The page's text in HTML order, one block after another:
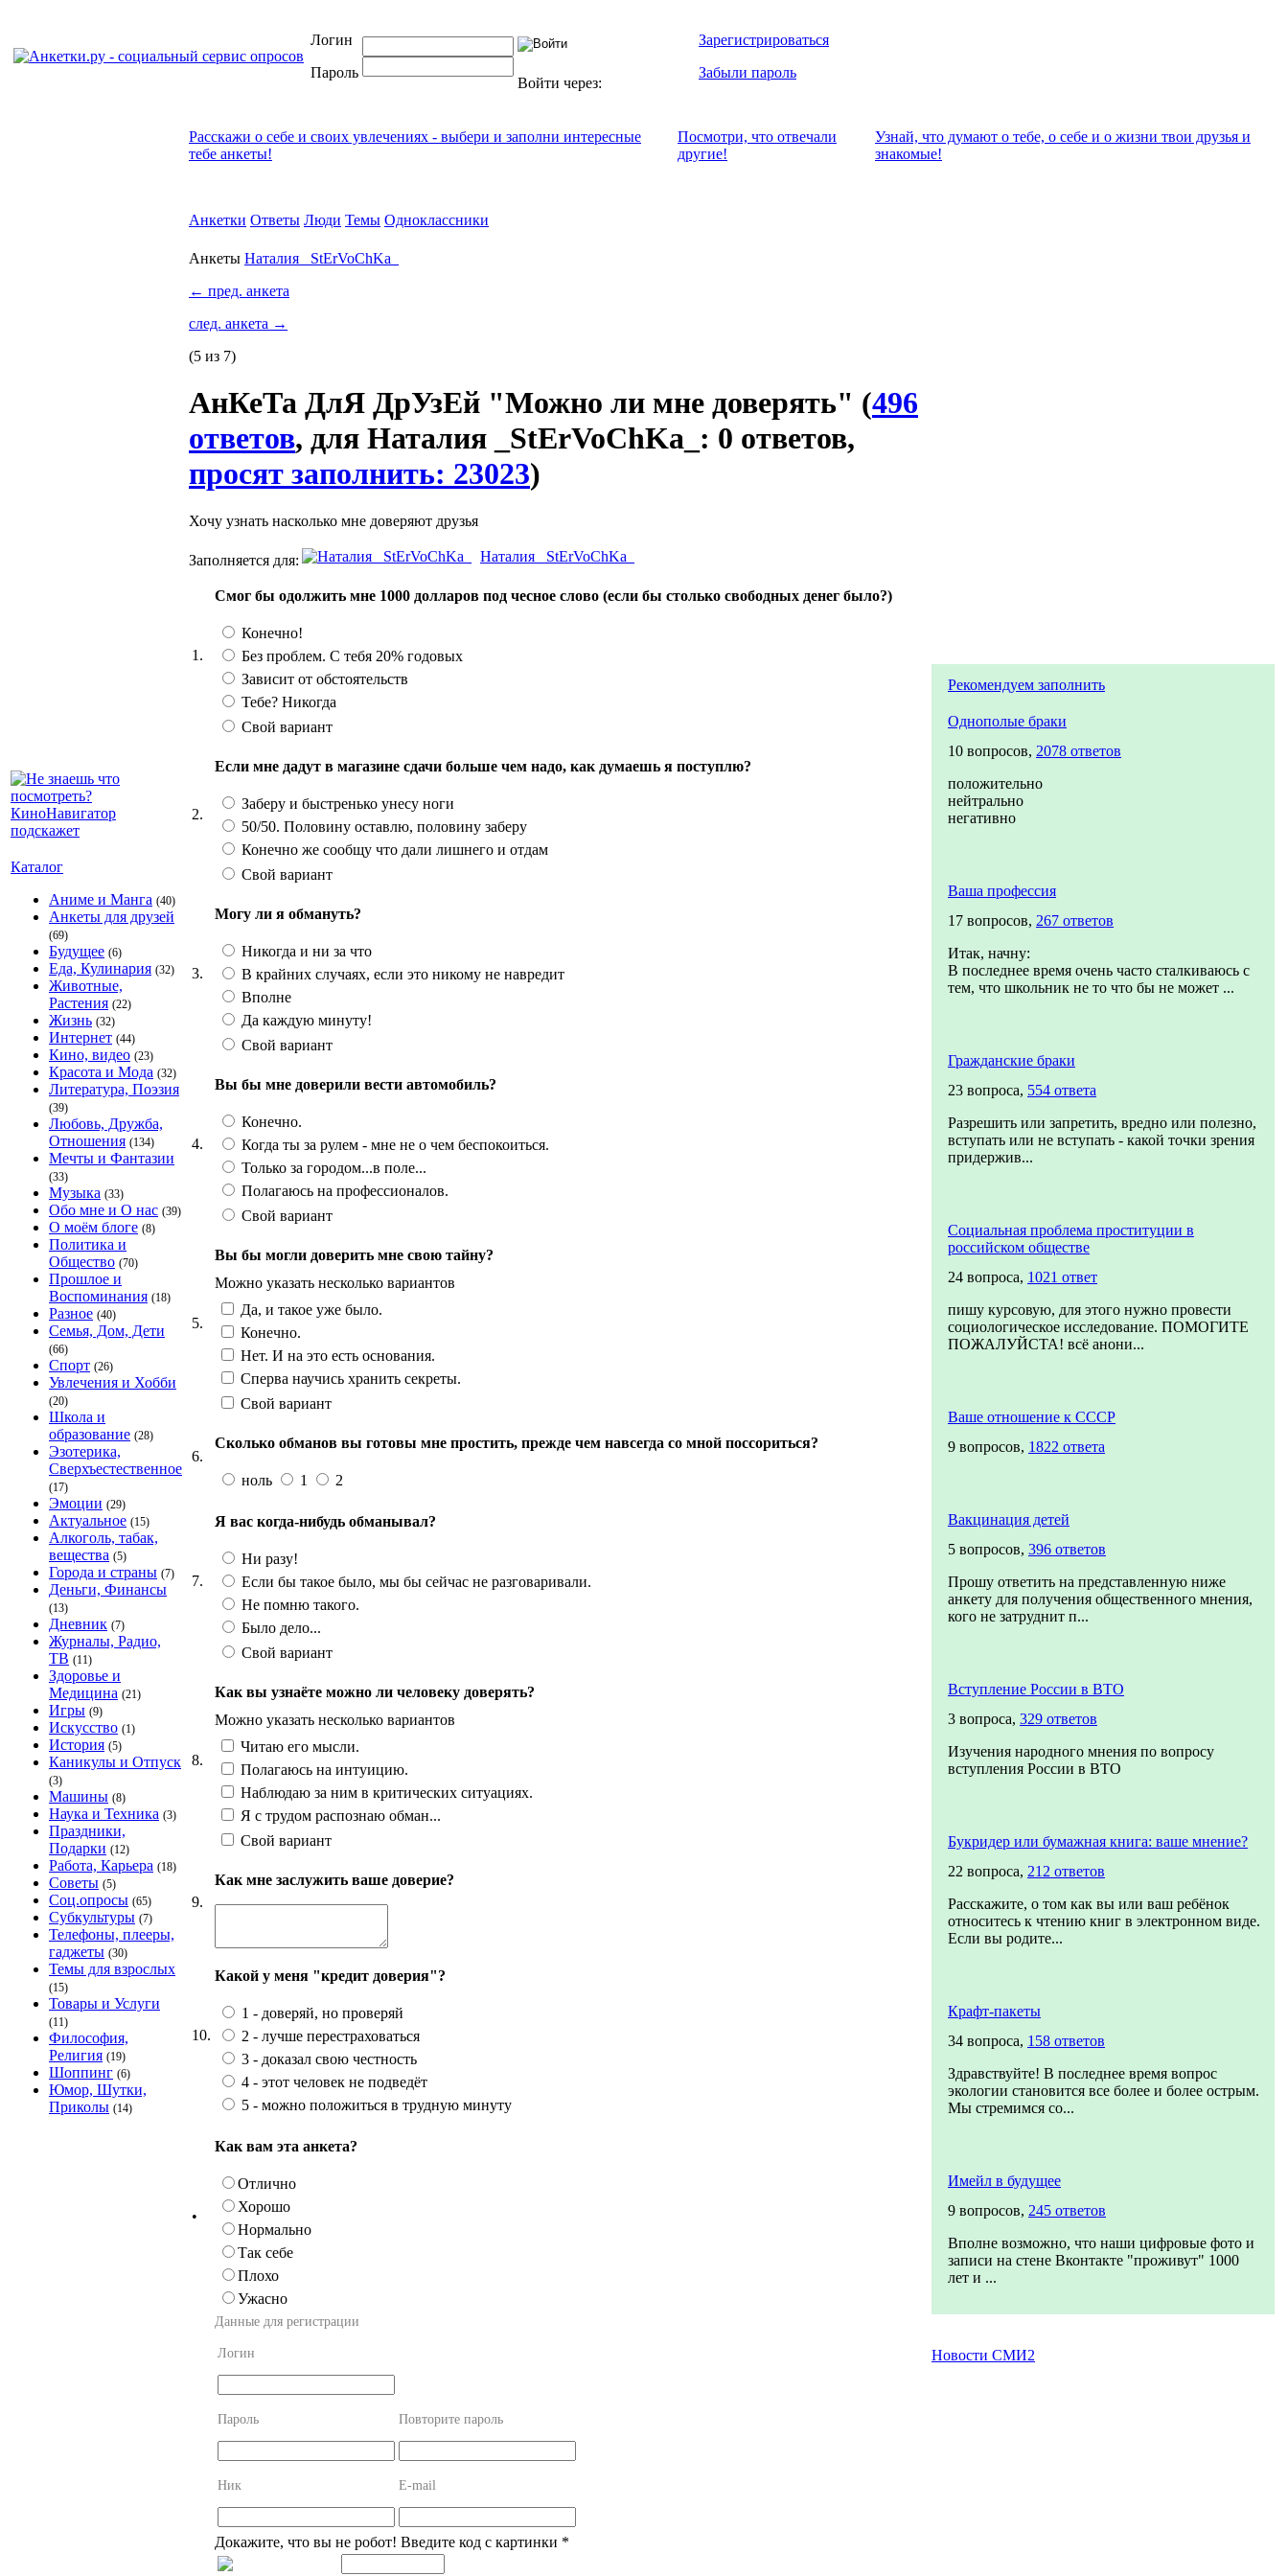
Логин
Пароль
Войти через:
Зарегистрироваться
Забыли пароль
Каталог
Аниме и Манга (40)
Анкеты для друзей
(69)
Будущее (6)
Еда, Кулинария (32)
Животные,
Растения (22)
Жизнь (32)
Интернет (44)
Кино, видео (23)
Красота и Мода (32)
Литература, Поэзия
(39)
Любовь, Дружба,
Отношения (134)
Мечты и Фантазии
(33)
Музыка (33)
Обо мне и О нас (39)
О моём блоге (8)
Политика и
Общество (70)
Прошлое и
Воспоминания (18)
Разное (40)
Семья, Дом, Дети
(66)
Спорт (26)
Увлечения и Хобби
(20)
Школа и
образование (28)
Эзотерика,
Сверхъестественное
(17)
Эмоции (29)
Актуальное (15)
Алкоголь, табак,
вещества (5)
Города и страны (7)
Деньги, Финансы
(13)
Дневник (7)
Журналы, Радио,
ТВ (11)
Здоровье и
Медицина (21)
Игры (9)
Искусство (1)
История (5)
Каникулы и Отпуск
(3)
Машины (8)
Наука и Техника (3)
Праздники,
Подарки (12)
Работа, Карьера (18)
Советы (5)
Соц.опросы (65)
Субкультуры (7)
Телефоны, плееры,
гаджеты (30)
Темы для взрослых
(15)
Товары и Услуги
(11)
Философия,
Религия (19)
Шоппинг (6)
Юмор, Шутки,
Приколы (14)
Расскажи о себе и своих увлечениях - выбери и заполни интересные
тебе анкеты!
Посмотри, что отвeчали
другие!
Узнай, что думают о тебе, о себе и о жизни твои друзья и
знакомые!
Анкетки Ответы Люди Темы Одноклассники
Анкеты Наталия _StErVoChKa_
← пред. анкета
след. анкета →
(5 из 7)
АнКеТа ДлЯ ДрУзЕй "Можно ли мне доверять" (496
ответов, для Наталия _StErVoChKa_: 0 ответов,
просят заполнить: 23023)
Хочу узнать насколько мне доверяют друзья
Заполняется для: Наталия _StErVoChKa_
1.
Смог бы одолжить мне 1000 долларов под чесное слово (если бы столько свободных денег было?)
Конечно!
Без проблем. С тебя 20% годовых
Зависит от обстоятельств
Тебе? Никогда
Свой вариант
2.
Если мне дадут в магазине сдачи больше чем надо, как думаешь я поступлю?
Заберу и быстренько унесу ноги
50/50. Половину оставлю, половину заберу
Конечно же сообщу что дали лишнего и отдам
Свой вариант
3.
Могу ли я обмануть?
Никогда и ни за что
В крайних случаях, если это никому не навредит
Вполне
Да каждую минуту!
Свой вариант
4.
Вы бы мне доверили вести автомобиль?
Конечно.
Когда ты за рулем - мне не о чем беспокоиться.
Только за городом...в поле...
Полагаюсь на профессионалов.
Свой вариант
5.
Вы бы могли доверить мне свою тайну?
Можно указать несколько вариантов
Да, и такое уже было.
Конечно.
Нет. И на это есть основания.
Сперва научись хранить секреты.
Свой вариант
6.
Сколько обманов вы готовы мне простить, прежде чем навсегда со мной поссориться?
ноль 1 2
7.
Я вас когда-нибудь обманывал?
Ни разу!
Если бы такое было, мы бы сейчас не разговаривали.
Не помню такого.
Было дело...
Свой вариант
8.
Как вы узнаёте можно ли человеку доверять?
Можно указать несколько вариантов
Читаю его мысли.
Полагаюсь на интуицию.
Наблюдаю за ним в критических ситуациях.
Я с трудом распознаю обман...
Свой вариант
9.
Как мне заслужить ваше доверие?
10.
Какой у меня "кредит доверия"?
1 - доверяй, но проверяй
2 - лучше перестраховаться
3 - доказал свою честность
4 - этот человек не подведёт
5 - можно положиться в трудную минуту
•
Как вам эта анкета?
Отлично
Хорошо
Нормально
Так себе
Плохо
Ужасно
Данные для регистрации
Логин
Пароль Повторите пароль
Ник E-mail
Докажите, что вы не робот! Введите код с картинки *
Рекомендуем заполнить
Однополые браки
10 вопросов, 2078 ответов
положительно
нейтрально
негативно
Ваша профессия
17 вопросов, 267 ответов
Итак, начну:
В последнее время очень часто сталкиваюсь с
тем, что школьник не то что бы не может ...
Гражданские браки
23 вопроса, 554 ответа
Разрешить или запретить, вредно или полезно,
вступать или не вступать - какой точки зрения
придержив...
Социальная проблема проституции в
российском обществе
24 вопроса, 1021 ответ
пишу курсовую, для этого нужно провести
социологическое исследование. ПОМОГИТЕ
ПОЖАЛУЙСТА! всё анони...
Ваше отношение к СССР
9 вопросов, 1822 ответа
Вакцинация детей
5 вопросов, 396 ответов
Прошу ответить на представленную ниже
анкету для получения общественного мнения,
кого не затруднит п...
Вступление России в ВТО
3 вопроса, 329 ответов
Изучения народного мнения по вопросу
вступления России в ВТО
Букридер или бумажная книга: ваше мнение?
22 вопроса, 212 ответов
Расскажите, о том как вы или ваш ребёнок
относитесь к чтению книг в электронном виде.
Если вы родите...
Крафт-пакеты
34 вопроса, 158 ответов
Здравствуйте! В последнее время вопрос
экологии становится все более и более острым.
Мы стремимся со...
Имейл в будущее
9 вопросов, 245 ответов
Вполне возможно, что наши цифровые фото и
записи на стене Вконтакте "проживут" 1000
лет и ...
Новости СМИ2